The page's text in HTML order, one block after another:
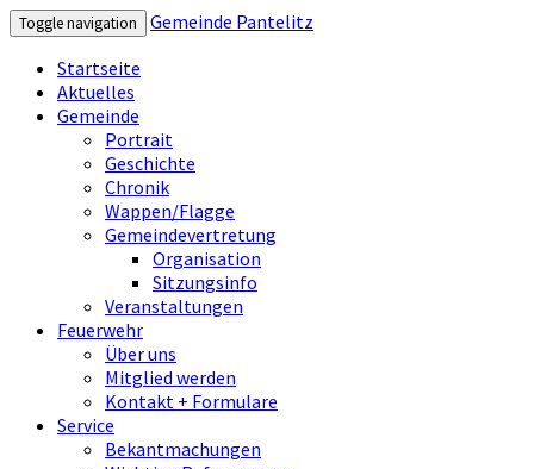
Toggle navigation
Gemeinde Pantelitz
Startseite
Aktuelles
Gemeinde
Portrait
Geschichte
Chronik
Wappen/Flagge
Gemeindevertretung
Organisation
Sitzungsinfo
Veranstaltungen
Feuerwehr
Über uns
Mitglied werden
Kontakt + Formulare
Service
Bekantmachungen